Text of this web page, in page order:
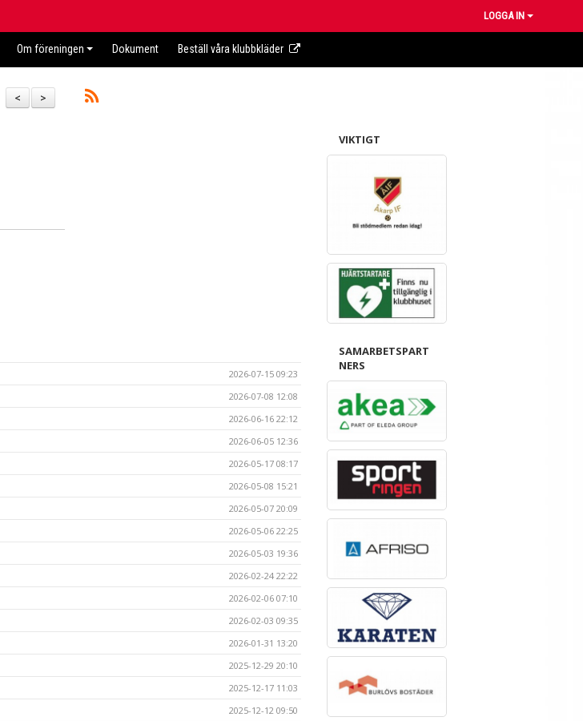
LOGGA IN
Om föreningen Dokument Beställ våra klubbkläder
>
<
2026-07-15 09:23
2026-07-08 12:08
2026-06-16 22:12
2026-06-05 12:36
2026-05-17 08:17
2026-05-08 15:21
2026-05-07 20:09
2026-05-06 22:25
2026-05-03 19:36
2026-02-24 22:22
2026-02-06 07:10
2026-02-03 09:35
2026-01-31 13:20
2025-12-29 20:10
2025-12-17 11:03
2025-12-12 09:50
VIKTIGT
SAMARBETSPART
NERS